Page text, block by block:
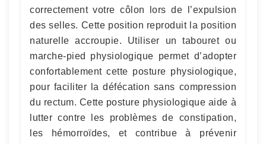
correctement votre côlon lors de l’expulsion
des selles. Cette position reproduit la position
naturelle accroupie. Utiliser un tabouret ou
marche-pied physiologique permet d’adopter
confortablement cette posture physiologique,
pour faciliter la défécation sans compression
du rectum. Cette posture physiologique aide à
lutter contre les problèmes de constipation,
les hémorroïdes, et contribue à prévenir